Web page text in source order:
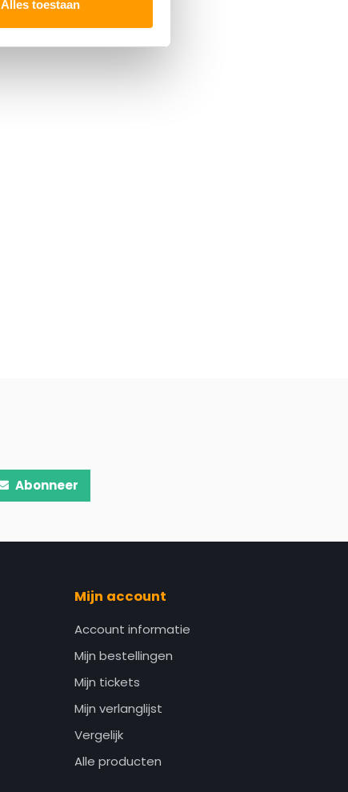
Alles toestaan
Abonneer
Mijn account
Account informatie
Mijn bestellingen
Mijn tickets
Mijn verlanglijst
Vergelijk
Alle producten